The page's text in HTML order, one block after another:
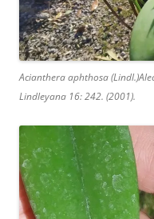
Acianthera aphthosa
Lindleyana 16: 242. (2001).